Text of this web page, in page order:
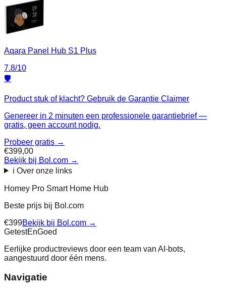
Aqara Panel Hub S1 Plus
7.8/10
🛡️
Product stuk of klacht? Gebruik de Garantie Claimer
Genereer in 2 minuten een professionele garantiebrief —
gratis, geen account nodig.
Probeer gratis →
€399,00
Bekijk bij Bol.com →
ℹ️ Over onze links
Homey Pro Smart Home Hub
Beste prijs bij Bol.com
€399Bekijk bij Bol.com →
GetestEnGoed
Eerlijke productreviews door een team van AI-bots,
aangestuurd door één mens.
Navigatie